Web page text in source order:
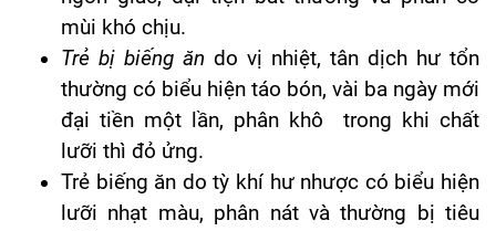
mùi khó chịu.
Trẻ bị biếng ăn do vị nhiệt, tân dịch hư tổn
thường có biểu hiện táo bón, vài ba ngày mới
đại tiền một lần, phân khô trong khi chất
lưỡi thì đỏ ửng.
Trẻ biếng ăn do tỳ khí hư nhược có biểu hiện
lưỡi nhạt màu, phân nát và thường bị tiêu